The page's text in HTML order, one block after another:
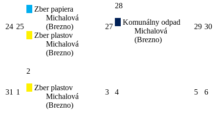
24 25
Zber papiera
Michalová
(Brezno)
Zber plastov
Michalová
(Brezno)
27
28
Komunálny odpad
Michalová
(Brezno)
29 30
31 1
2
Zber plastov
Michalová
(Brezno)
3 4 5 6